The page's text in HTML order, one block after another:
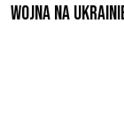
Wojna na